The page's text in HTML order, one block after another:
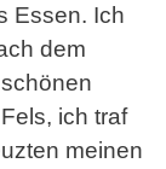
Essen. Ich
dem
ich traf
meinen